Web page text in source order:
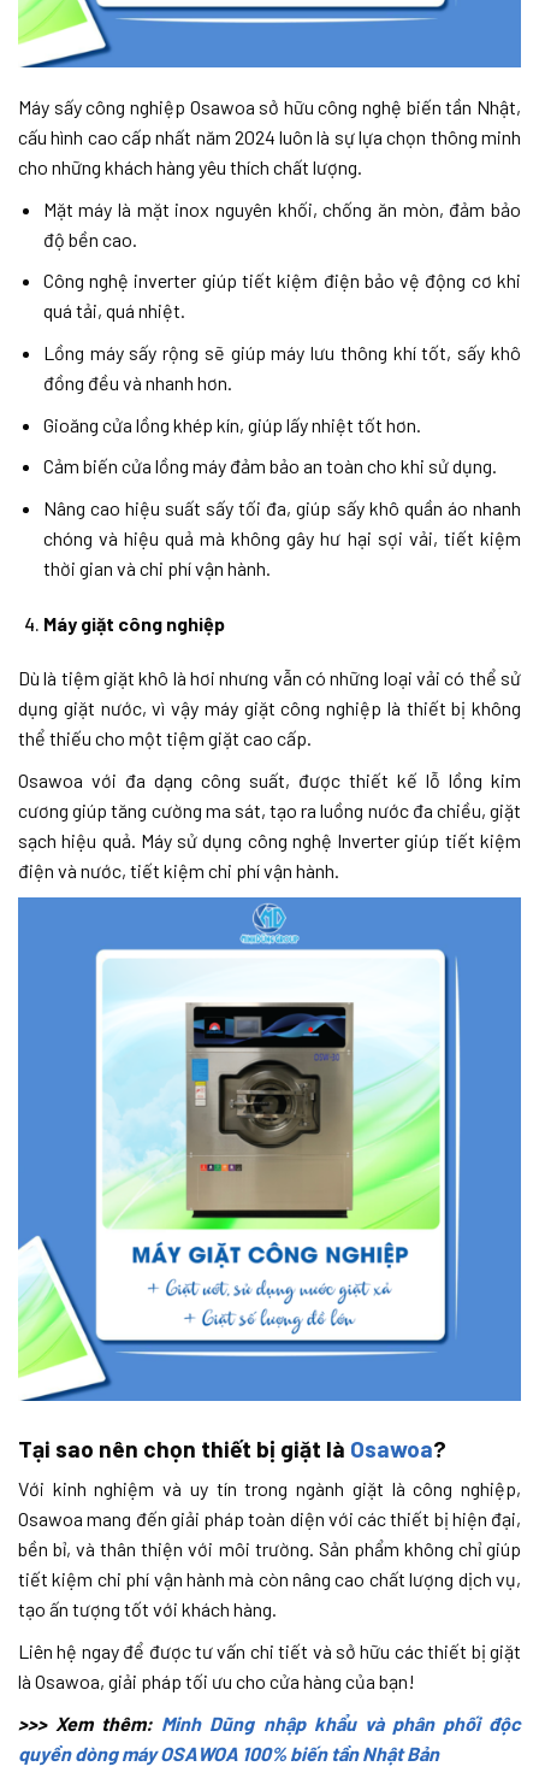
Máy sấy công nghiệp Osawoa sở hữu công nghệ biến tần Nhật,
cấu hình cao cấp nhất năm 2024 luôn là sự lựa chọn thông minh
cho những khách hàng yêu thích chất lượng.
Mặt máy là mặt inox nguyên khối, chống ăn mòn, đảm bảo
độ bền cao.
Công nghệ inverter giúp tiết kiệm điện bảo vệ động cơ khi
quá tải, quá nhiệt.
Lồng máy sấy rộng sẽ giúp máy lưu thông khí tốt, sấy khô
đồng đều và nhanh hơn.
Gioăng cửa lồng khép kín, giúp lấy nhiệt tốt hơn.
Cảm biến cửa lồng máy đảm bảo an toàn cho khi sử dụng.
Nâng cao hiệu suất sấy tối đa, giúp sấy khô quần áo nhanh
chóng và hiệu quả mà không gây hư hại sợi vải, tiết kiệm
thời gian và chi phí vận hành.
Máy giặt công nghiệp
Dù là tiệm giặt khô là hơi nhưng vẫn có những loại vải có thể sử
dụng giặt nước, vì vậy máy giặt công nghiệp là thiết bị không
thể thiếu cho một tiệm giặt cao cấp.
Osawoa với đa dạng công suất, được thiết kế lỗ lồng kim
cương giúp tăng cường ma sát, tạo ra luồng nước đa chiều, giặt
sạch hiệu quả. Máy sử dụng công nghệ Inverter giúp tiết kiệm
điện và nước, tiết kiệm chi phí vận hành.
Tại sao nên chọn thiết bị giặt là Osawoa?
Với kinh nghiệm và uy tín trong ngành giặt là công nghiệp,
Osawoa mang đến giải pháp toàn diện với các thiết bị hiện đại,
bền bỉ, và thân thiện với môi trường. Sản phẩm không chỉ giúp
tiết kiệm chi phí vận hành mà còn nâng cao chất lượng dịch vụ,
tạo ấn tượng tốt với khách hàng.
Liên hệ ngay để được tư vấn chi tiết và sở hữu các thiết bị giặt
là Osawoa, giải pháp tối ưu cho cửa hàng của bạn!
>>> Xem thêm: Minh Dũng nhập khẩu và phân phối độc
quyền dòng máy OSAWOA 100% biến tần Nhật Bản